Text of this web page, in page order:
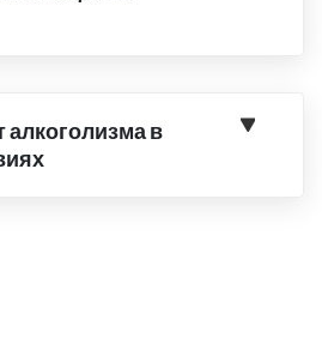
алкоголизма в